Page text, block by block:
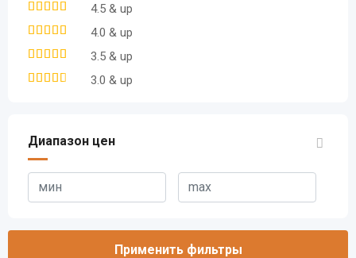
4.5 & up
4.0 & up
3.5 & up
3.0 & up
Диапазон цен
Применить фильтры